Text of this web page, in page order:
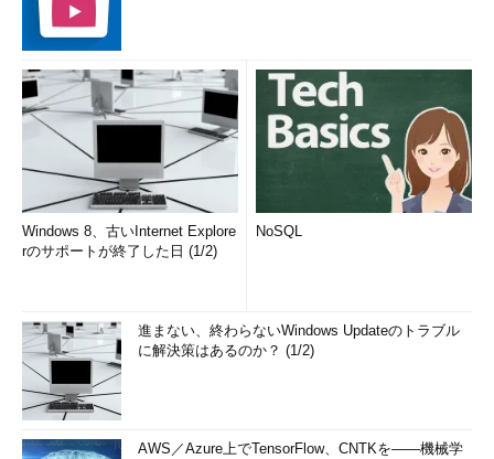
Windows 8、古いInternet Explore
rのサポートが終了した日 (1/2)
NoSQL
進まない、終わらないWindows Updateのトラブル
に解決策はあるのか？ (1/2)
AWS／Azure上でTensorFlow、CNTKを――機械学